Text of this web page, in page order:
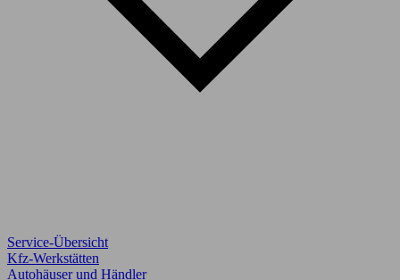
Service-Übersicht
Kfz-Werkstätten
Autohäuser und Händler